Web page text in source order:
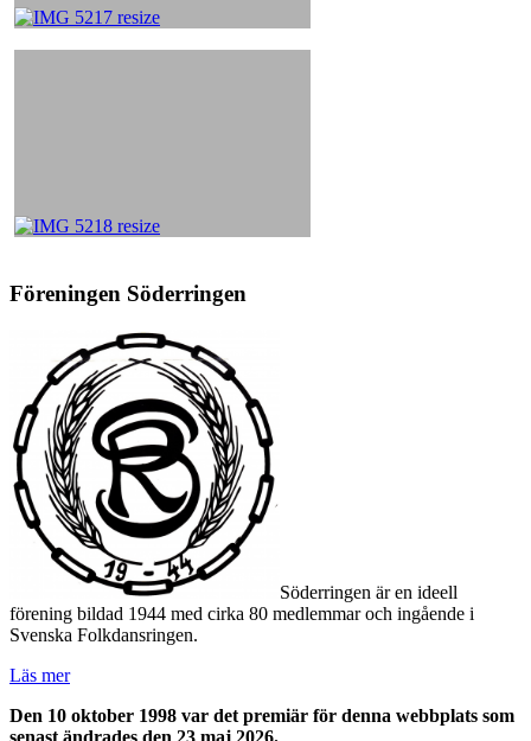
Föreningen Söderringen
Söderringen är en ideell
förening bildad 1944 med cirka 80 medlemmar och ingående i
Svenska Folkdansringen.
Läs mer
Den 10 oktober 1998 var det premiär för denna webbplats som
senast ändrades den 23 maj 2026.